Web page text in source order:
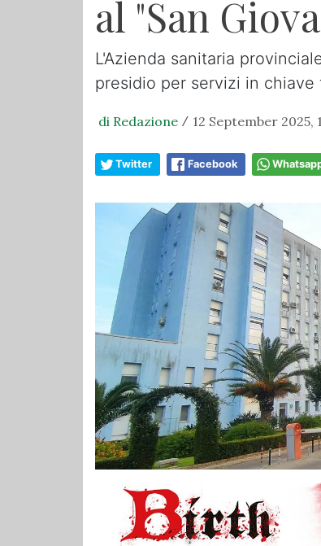
al "San
L'Azienda sanitaria
presidio per servizi in chiave
di Redazione / 12 September 2025,
Twitter Facebook